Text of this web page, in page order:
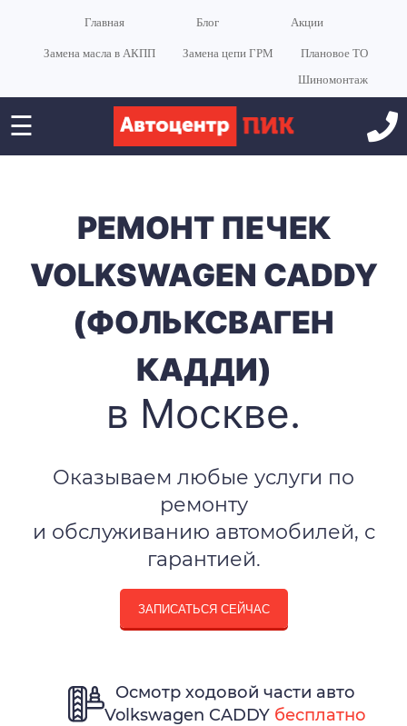
Главная Блог Акции
Замена масла в АКПП Замена цепи ГРМ
Плановое ТО
Шиномонтаж
☰
РЕМОНТ ПЕЧЕК
VOLKSWAGEN CADDY
(ФОЛЬКСВАГЕН
КАДДИ)
в Москве.
Оказываем любые услуги по
ремонту
и обслуживанию автомобилей, с
гарантией.
ЗАПИСАТЬСЯ СЕЙЧАС
Осмотр ходовой части авто
Volkswagen CADDY бесплатно